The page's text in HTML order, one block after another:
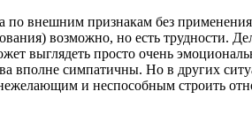
по внешним признакам без
возможно, но есть трудности.
выглядеть просто очень
вполне симпатичны. Но в других
и неспособным строить